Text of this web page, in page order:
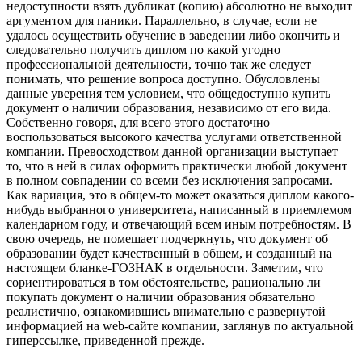
недоступности взять дубликат (копию) абсолютно не выходит
аргументом для паники. Параллельно, в случае, если не
удалось осуществить обучение в заведении либо окончить и
следовательно получить диплом по какой угодно
профессиональной деятельности, точно так же следует
понимать, что решение вопроса доступно. Обусловлены
данные уверения тем условием, что общедоступно купить
документ о наличии образования, независимо от его вида.
Собственно говоря, для всего этого достаточно
воспользоваться высокого качества услугами ответственной
компании. Превосходством данной организации выступает
то, что в ней в силах оформить практически любой документ
в полном совпадении со всеми без исключения запросами.
Как вариация, это в общем-то может оказаться диплом какого-
нибудь выбранного университета, написанный в приемлемом
календарном году, и отвечающий всем иным потребностям. В
свою очередь, не помешает подчеркнуть, что документ об
образовании будет качественный в общем, и созданный на
настоящем бланке-ГОЗНАК в отдельности. Заметим, что
сориентироваться в том обстоятельстве, рационально ли
покупать документ о наличии образования обязательно
реалистично, ознакомившись внимательно с развернутой
информацией на web-сайте компании, заглянув по актуальной
гиперссылке, приведенной прежде.